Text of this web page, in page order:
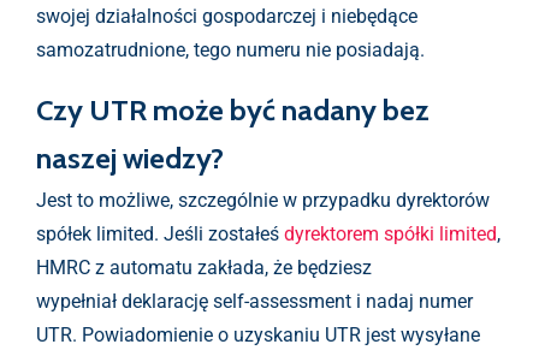
swojej działalności gospodarczej i niebędące
samozatrudnione, tego numeru nie posiadają.
Czy UTR może być nadany bez
naszej wiedzy?
Jest to możliwe, szczególnie w przypadku dyrektorów
spółek limited. Jeśli zostałeś dyrektorem spółki limited,
HMRC z automatu zakłada, że będziesz
wypełniał deklarację self-assessment i nadaj numer
UTR. Powiadomienie o uzyskaniu UTR jest wysyłane